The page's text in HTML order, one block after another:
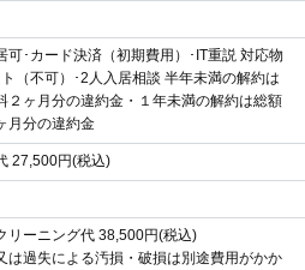
可･カード決済（初期費用）･IT重説 対応物
（不可）･2人入居相談 半年未満の解約は
２ヶ月分の違約金・１年未満の解約は総額
月分の違約金
27,500円(税込)
リーニング代 38,500円(税込)
は過失による汚損・破損は別途費用がかか